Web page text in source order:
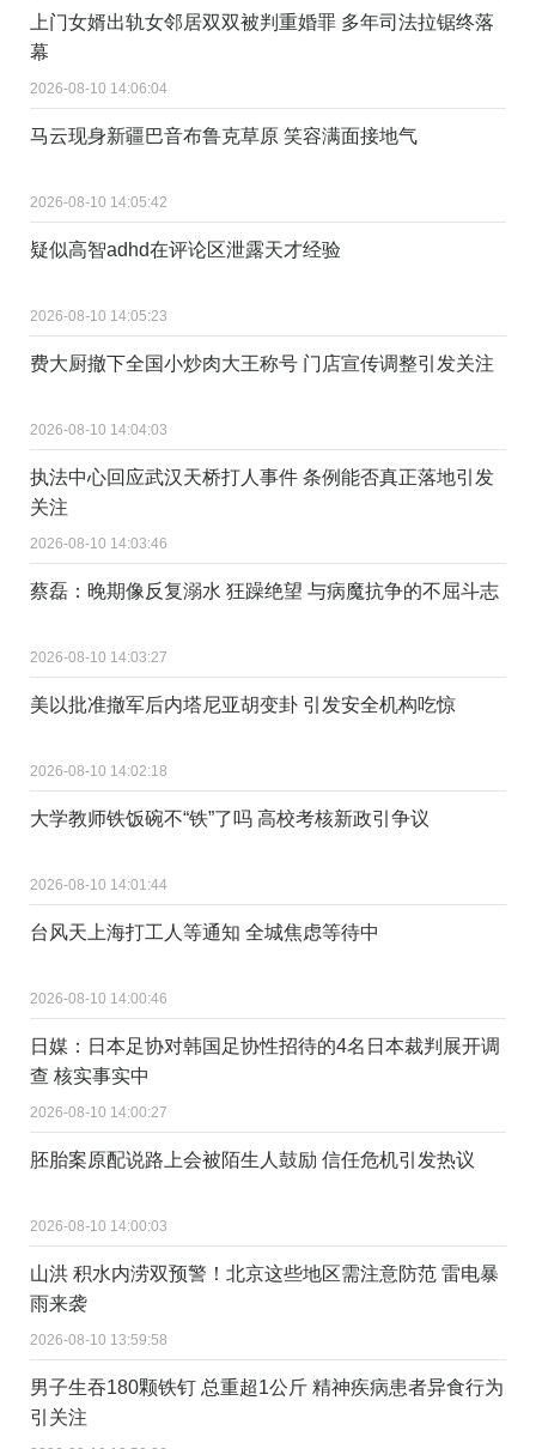
上门女婿出轨女邻居双双被判重婚罪 多年司法拉锯终落
幕
2026-08-10 14:06:04
马云现身新疆巴音布鲁克草原 笑容满面接地气
2026-08-10 14:05:42
疑似高智adhd在评论区泄露天才经验 ​
2026-08-10 14:05:23
费大厨撤下全国小炒肉大王称号 门店宣传调整引发关注
2026-08-10 14:04:03
执法中心回应武汉天桥打人事件 条例能否真正落地引发
关注
2026-08-10 14:03:46
蔡磊：晚期像反复溺水 狂躁绝望 与病魔抗争的不屈斗志
2026-08-10 14:03:27
美以批准撤军后内塔尼亚胡变卦 引发安全机构吃惊
2026-08-10 14:02:18
大学教师铁饭碗不“铁”了吗 高校考核新政引争议
2026-08-10 14:01:44
台风天上海打工人等通知 全城焦虑等待中
2026-08-10 14:00:46
日媒：日本足协对韩国足协性招待的4名日本裁判展开调
查 核实事实中
2026-08-10 14:00:27
胚胎案原配说路上会被陌生人鼓励 信任危机引发热议
2026-08-10 14:00:03
山洪 积水内涝双预警！北京这些地区需注意防范 雷电暴
雨来袭
2026-08-10 13:59:58
男子生吞180颗铁钉 总重超1公斤 精神疾病患者异食行为
引关注